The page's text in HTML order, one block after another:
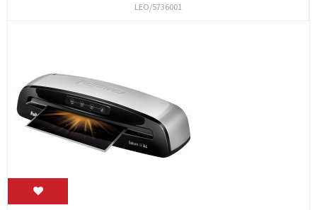
LEO/5736001